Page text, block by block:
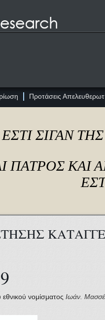
Προτάσεις
ΣΙΓΑΝ
ΠΑΤΡΟΣ ΚΑΙ
νομίσματος Ιωάν.